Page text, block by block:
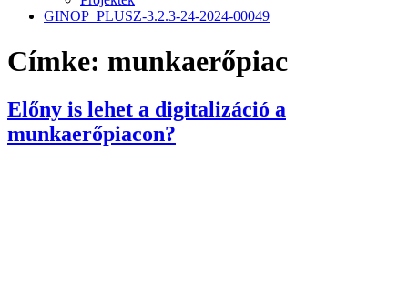
GINOP_PLUSZ-3.2.3-24-2024-00049
Címke: munkaerőpiac
Előny is lehet a digitalizáció a
munkaerőpiacon?